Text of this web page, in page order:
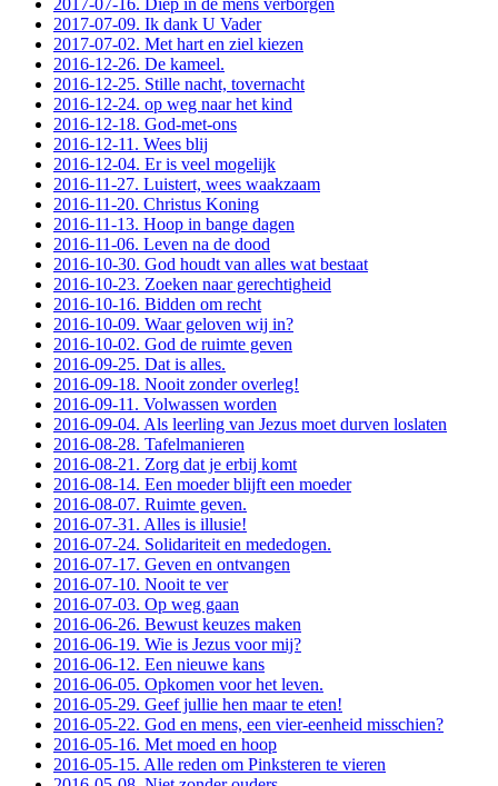
2017-07-09. Ik dank U Vader
2017-07-02. Met hart en ziel kiezen
2016-12-26. De kameel.
2016-12-25. Stille nacht, tovernacht
2016-12-24. op weg naar het kind
2016-12-18. God-met-ons
2016-12-11. Wees blij
2016-12-04. Er is veel mogelijk
2016-11-27. Luistert, wees waakzaam
2016-11-20. Christus Koning
2016-11-13. Hoop in bange dagen
2016-11-06. Leven na de dood
2016-10-30. God houdt van alles wat bestaat
2016-10-23. Zoeken naar gerechtigheid
2016-10-16. Bidden om recht
2016-10-09. Waar geloven wij in?
2016-10-02. God de ruimte geven
2016-09-25. Dat is alles.
2016-09-18. Nooit zonder overleg!
2016-09-11. Volwassen worden
2016-09-04. Als leerling van Jezus moet durven loslaten
2016-08-28. Tafelmanieren
2016-08-21. Zorg dat je erbij komt
2016-08-14. Een moeder blijft een moeder
2016-08-07. Ruimte geven.
2016-07-31. Alles is illusie!
2016-07-24. Solidariteit en mededogen.
2016-07-17. Geven en ontvangen
2016-07-10. Nooit te ver
2016-07-03. Op weg gaan
2016-06-26. Bewust keuzes maken
2016-06-19. Wie is Jezus voor mij?
2016-06-12. Een nieuwe kans
2016-06-05. Opkomen voor het leven.
2016-05-29. Geef jullie hen maar te eten!
2016-05-22. God en mens, een vier-eenheid misschien?
2016-05-16. Met moed en hoop
2016-05-15. Alle reden om Pinksteren te vieren